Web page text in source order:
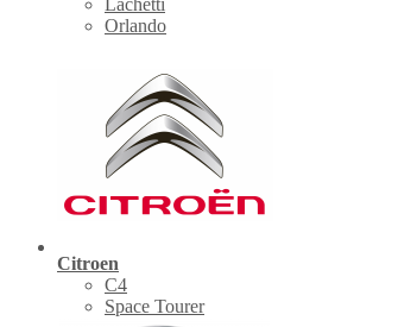
Lachetti
Orlando
Citroen
C4
Space Tourer